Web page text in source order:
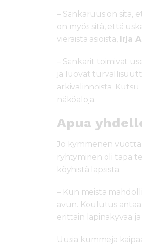
– Sankaruus on sitä,
on myös sitä, että
vieraista asioista, Irja
– Sankarit toimivat
ja luovat
arkivalinnoista.
näköaloja.
Apua
Jo kymmenen
ryhtyminen oli tapa
köyhistä lapsista.
– Kun meistä
avun. Koulutus
erittäin läpinäkyvää
Uusia kummeja